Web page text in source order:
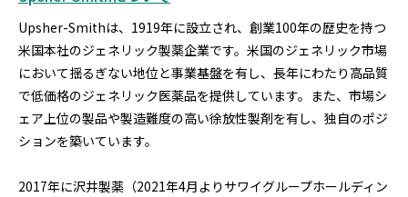
Upsher-Smithは、1919年に設立され、創業100年の歴史を持つ
米国本社のジェネリック製薬企業です。米国のジェネリック市場
において揺るぎない地位と事業基盤を有し、長年にわたり高品質
で低価格のジェネリック医薬品を提供しています。また、市場シ
ェア上位の製品や製造難度の高い徐放性製剤を有し、独自のポジ
ションを築いています。
2017年に沢井製薬（2021年4月よりサワイグループホールディン